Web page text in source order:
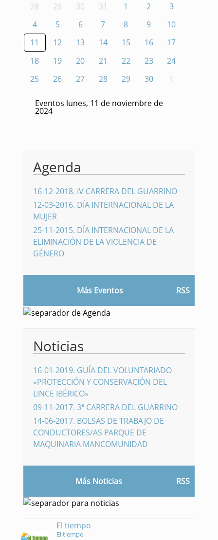
28 29 30 31 1 2
3
4
5 6 7 8 9
10
11
12 13 14 15 16
17
18
19 20 21 22 23
24
25
26 27 28 29 30 1
Eventos lunes, 11 de noviembre de
2024
Agenda
16-12-2018. IV CARRERA DEL GUARRINO
12-03-2016. DÍA INTERNACIONAL DE LA
MUJER
25-11-2015. DÍA INTERNACIONAL DE LA
ELIMINACIÓN DE LA VIOLENCIA DE
GÉNERO
Más Eventos RSS
Noticias
16-01-2019. GUÍA DEL VOLUNTARIADO
«PROTECCIÓN Y CONSERVACIÓN DEL
LINCE IBÉRICO»
09-11-2017. 3ª CARRERA DEL GUARRINO
14-06-2017. BOLSAS DE TRABAJO DE
CONDUCTORES/AS PARQUE DE
MAQUINARIA MANCOMUNIDAD
Más Noticias RSS
El tiempo
El tiempo